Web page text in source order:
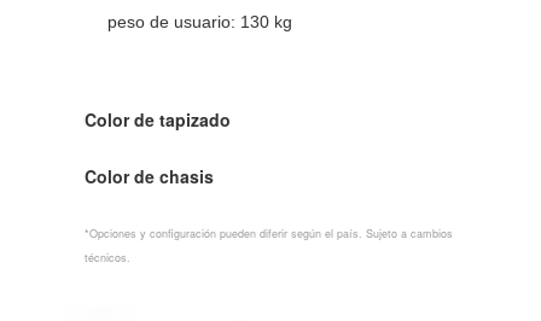
peso de usuario: 130 kg
Color de tapizado
Color de chasis
*Opciones y configuración pueden diferir según el país. Sujeto a cambios
técnicos.